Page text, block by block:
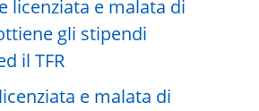
e malata di